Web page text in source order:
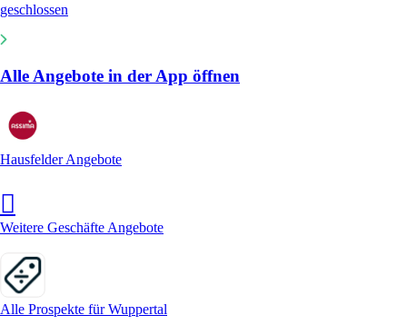
geschlossen
Alle Angebote in der App öffnen
Hausfelder Angebote
Weitere Geschäfte Angebote
Alle Prospekte für Wuppertal